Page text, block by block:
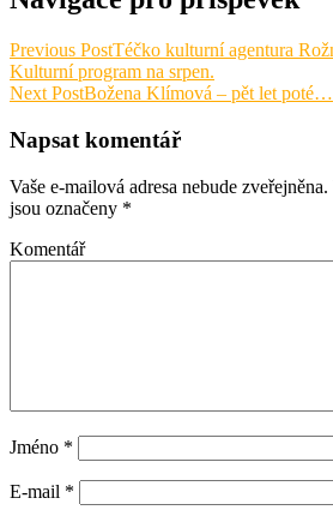
Previous PostTéčko kulturní agentura
Kulturní program na srpen.
Next PostBožena Klímová – pět let poté…
Napsat komentář
Vaše e-mailová adresa nebude zveřejněna.
jsou označeny *
Komentář
Jméno *
E-mail *